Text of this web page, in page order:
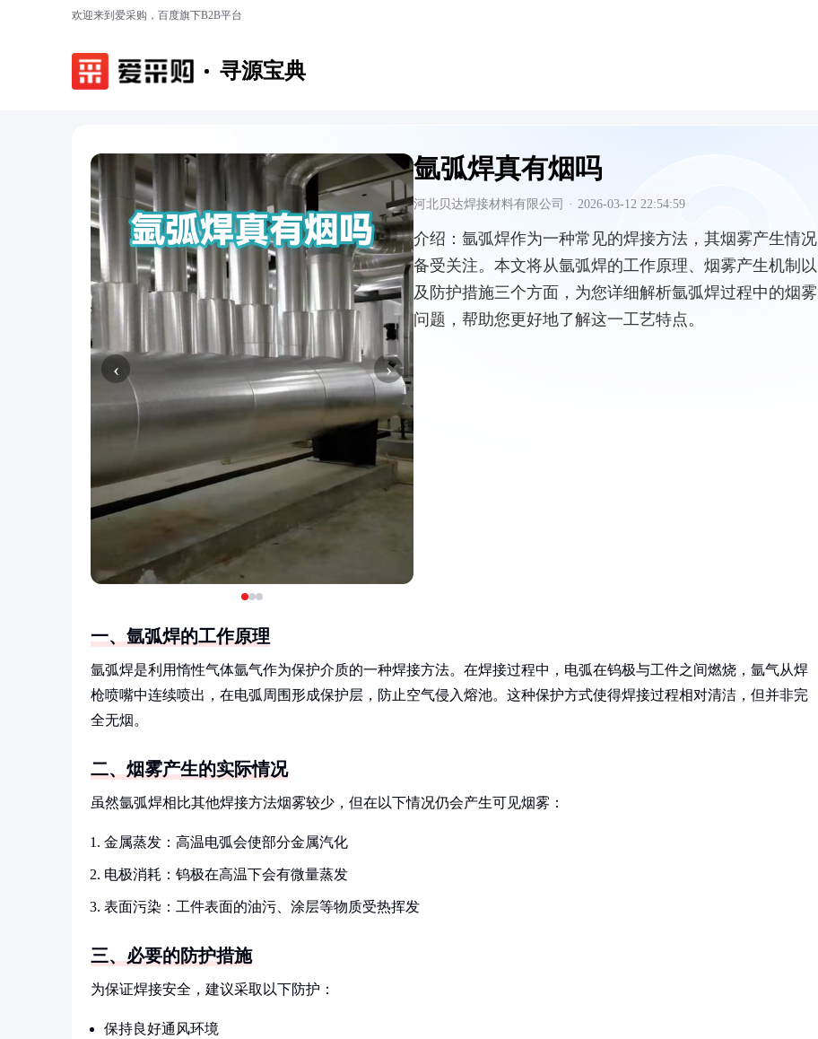
欢迎来到爱采购，百度旗下B2B平台
寻源宝典
‹ ›
氩弧焊真有烟吗
河北贝达焊接材料有限公司 · 2026-03-12 22:54:59
介绍： 氩弧焊作为一种常见的焊接方法，其烟雾产生情况
备受关注。本文将从氩弧焊的工作原理、烟雾产生机制以
及防护措施三个方面，为您详细解析氩弧焊过程中的烟雾
问题，帮助您更好地了解这一工艺特点。
一、氩弧焊的工作原理
氩弧焊是利用惰性气体氩气作为保护介质的一种焊接方法。在焊接过程中，电弧在钨极与工件之间燃烧，氩气从焊
枪喷嘴中连续喷出，在电弧周围形成保护层，防止空气侵入熔池。这种保护方式使得焊接过程相对清洁，但并非完
全无烟。
二、烟雾产生的实际情况
虽然氩弧焊相比其他焊接方法烟雾较少，但在以下情况仍会产生可见烟雾：
金属蒸发：高温电弧会使部分金属汽化
电极消耗：钨极在高温下会有微量蒸发
表面污染：工件表面的油污、涂层等物质受热挥发
三、必要的防护措施
为保证焊接安全，建议采取以下防护：
保持良好通风环境